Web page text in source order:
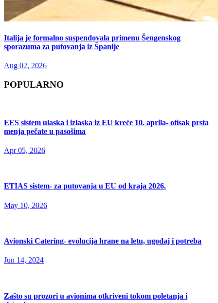
Italija je formalno suspendovala primenu Šengenskog
sporazuma za putovanja iz Španije
Aug 02, 2026
POPULARNO
EES sistem ulaska i izlaska iz EU kreće 10. aprila- otisak prsta
menja pečate u pasošima
Apr 05, 2026
ETIAS sistem- za putovanja u EU od kraja 2026.
May 10, 2026
Avionski Catering- evolucija hrane na letu, ugođaj i potreba
Jun 14, 2024
Zašto su prozori u avionima otkriveni tokom poletanja i